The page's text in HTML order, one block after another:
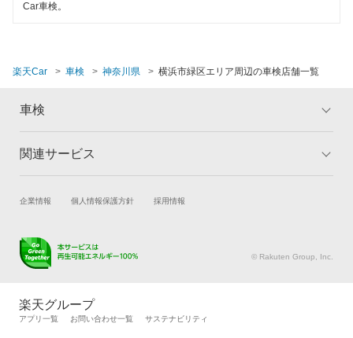
1級整備士在籍
出光興産「らくらく安心車検」
トヨタディーラー
安心WE！車検
Car車検。
楽天Car 車検 神奈川県 横浜市緑区エリア周辺の車検店舗一覧
車検
トップ
車検の基礎知識 キャンペーン一覧
関連サービス
試乗・商談 新車購入
キズ修理予約
メンテナンス管理
タイヤ交換サービス
自動車カタログ 自動車保険
企業情報 個人情報保護方針 採用情報
© Rakuten Group, Inc.
楽天グループ
アプリ一覧 お問い合わせ一覧 サステナビリティ